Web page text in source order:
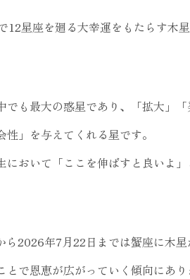
12星座を廻る大幸運をもたらす木
でも最大の惑星であり、「拡大」「
性」を与えてくれる星です。
において「ここを伸ばすと良いよ
ら2026年7月22日までは蟹座に木
とで恩恵が広がっていく傾向にあり